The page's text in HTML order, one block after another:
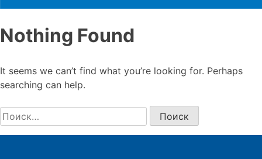
Nothing Found
It seems we can’t find what you’re looking for. Perhaps
searching can help.
Найти: